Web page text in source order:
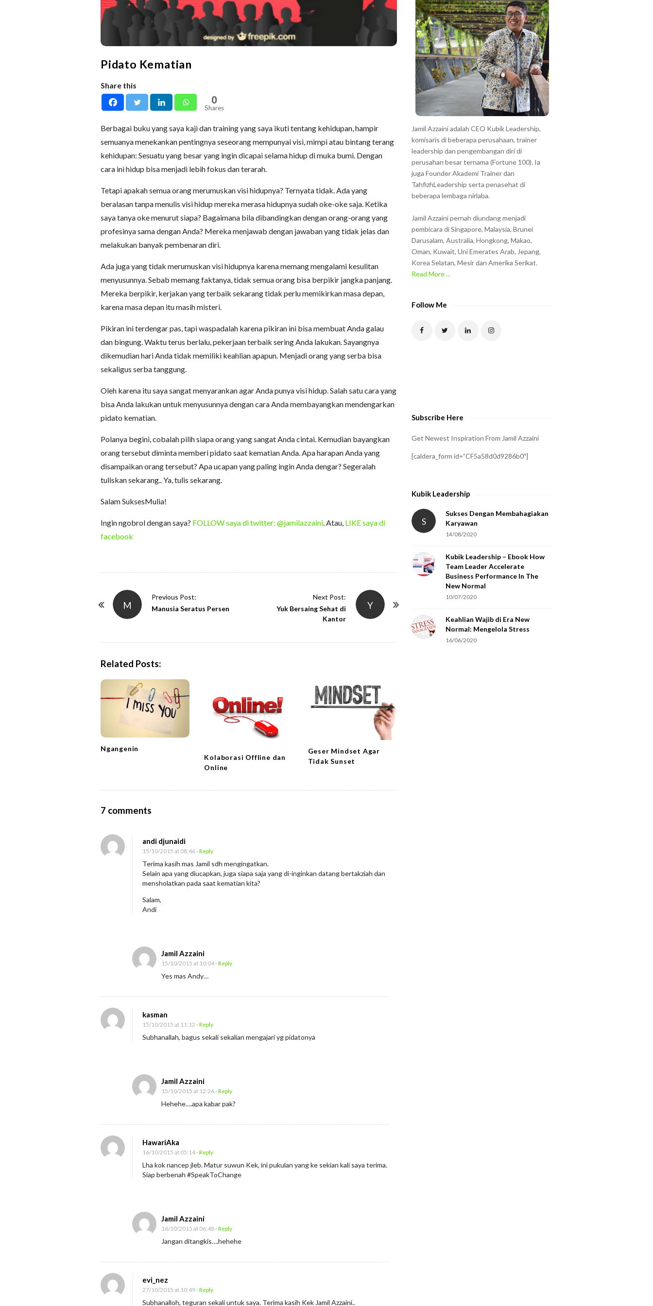
Pidato Kematian
Share this
0
Shares
Berbagai buku yang saya kaji dan training yang saya ikuti tentang kehidupan, hampir
semuanya menekankan pentingnya seseorang mempunyai visi, mimpi atau bintang terang
kehidupan: Sesuatu yang besar yang ingin dicapai selama hidup di muka bumi. Dengan
cara ini hidup bisa menjadi lebih fokus dan terarah.
Tetapi apakah semua orang merumuskan visi hidupnya? Ternyata tidak. Ada yang
beralasan tanpa menulis visi hidup mereka merasa hidupnya sudah oke-oke saja. Ketika
saya tanya oke menurut siapa? Bagaimana bila dibandingkan dengan orang-orang yang
profesinya sama dengan Anda? Mereka menjawab dengan jawaban yang tidak jelas dan
melakukan banyak pembenaran diri.
Ada juga yang tidak merumuskan visi hidupnya karena memang mengalami kesulitan
menyusunnya. Sebab memang faktanya, tidak semua orang bisa berpikir jangka panjang.
Mereka berpikir, kerjakan yang terbaik sekarang tidak perlu memikirkan masa depan,
karena masa depan itu masih misteri.
Pikiran ini terdengar pas, tapi waspadalah karena pikiran ini bisa membuat Anda galau
dan bingung. Waktu terus berlalu, pekerjaan terbaik sering Anda lakukan. Sayangnya
dikemudian hari Anda tidak memiliki keahlian apapun. Menjadi orang yang serba bisa
sekaligus serba tanggung.
Oleh karena itu saya sangat menyarankan agar Anda punya visi hidup. Salah satu cara yang
bisa Anda lakukan untuk menyusunnya dengan cara Anda membayangkan mendengarkan
pidato kematian.
Polanya begini, cobalah pilih siapa orang yang sangat Anda cintai. Kemudian bayangkan
orang tersebut diminta memberi pidato saat kematian Anda. Apa harapan Anda yang
disampaikan orang tersebut? Apa ucapan yang paling ingin Anda dengar? Segeralah
tuliskan sekarang.. Ya, tulis sekarang.
Salam SuksesMulia!
Ingin ngobrol dengan saya? FOLLOW saya di twitter: @jamilazzaini . Atau, LIKE saya di
facebook
M
Previous Post:
Manusia Seratus Persen
Y
Next Post:
Yuk Bersaing Sehat di
Kantor
Related Posts:
Ngangenin
Kolaborasi Offline dan
Online
Geser Mindset Agar
Tidak Sunset
7 comments
P
i
d
a
t
o
K
a
t
andi djunaidi
15/10/2015 at 08:46- Reply
Terima kasih mas Jamil sdh mengingatkan.
Selain apa yang diucapkan, juga siapa saja yang di-inginkan datang bertakziah dan
mensholatkan pada saat kematian kita?
Salam,
Andi
Jamil Azzaini
15/10/2015 at 10:04- Reply
Yes mas Andy…
kasman
15/10/2015 at 11:12 - Reply
Subhanallah, bagus sekali sekalian mengajari yg pidatonya
Jamil Azzaini
15/10/2015 at 12:26- Reply
Hehehe….apa kabar pak?
HawariAka
16/10/2015 at 05:14- Reply
Lha kok nancep jleb. Matur suwun Kek, ini pukulan yang ke sekian kali saya terima.
Siap berbenah #SpeakToChange
Jamil Azzaini
16/10/2015 at 06:48- Reply
Jangan ditangkis….hehehe
evi_nez
27/10/2015 at 10:49- Reply
Subhanalloh, teguran sekali untuk saya. Terima kasih Kek Jamil Azzaini..
Jamil Azzaini adalah CEO Kubik Leadership,
komisaris di beberapa perusahaan, trainer
leadership dan pengembangan diri di
perusahan besar ternama (Fortune 100). Ia
juga Founder Akademi Trainer dan
TahfizhLeadership serta penasehat di
beberapa lembaga nirlaba.
Jamil Azzaini pernah diundang menjadi
pembicara di Singapore, Malaysia, Brunei
Darusalam, Australia, Hongkong, Makao,
Oman, Kuwait, Uni Emerates Arab, Jepang,
Korea Selatan, Mesir dan Amerika Serikat.
Read More ...
Follow Me
Subscribe Here
Get Newest Inspiration From Jamil Azzaini
[caldera_form id=”CF5a58d0d9286b0″]
Kubik Leadership
S
Sukses Dengan Membahagiakan
Karyawan
14/08/2020
Kubik Leadership – Ebook How
Team Leader Accelerate
Business Performance In The
New Normal
10/07/2020
Keahlian Wajib di Era New
Normal: Mengelola Stress
16/06/2020